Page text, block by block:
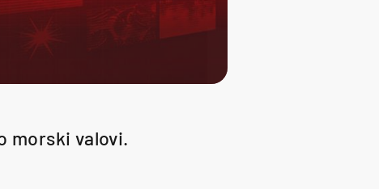
morski valovi.